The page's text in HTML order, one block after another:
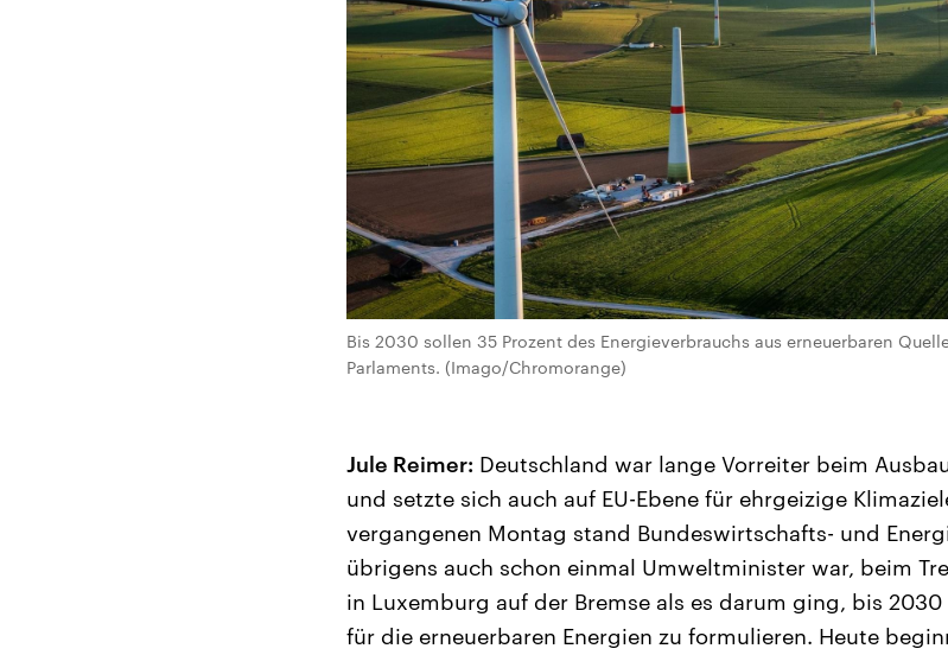
Bis 2030 sollen 35 Prozent des Energieverbrauchs aus erneuerbaren
Parlaments. (Imago/Chromorange)
Jule Reimer: Deutschland war lange Vorreiter beim
und setzte sich auch auf EU-Ebene für ehrgeizige
vergangenen Montag stand Bundeswirtschafts- und
übrigens auch schon einmal Umweltminister war, beim
in Luxemburg auf der Bremse als es darum ging, bis
für die erneuerbaren Energien zu formulieren. Heute